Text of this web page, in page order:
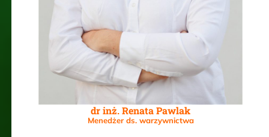
dr inż. Renata Pawlak
Menedżer ds. warzywnictwa